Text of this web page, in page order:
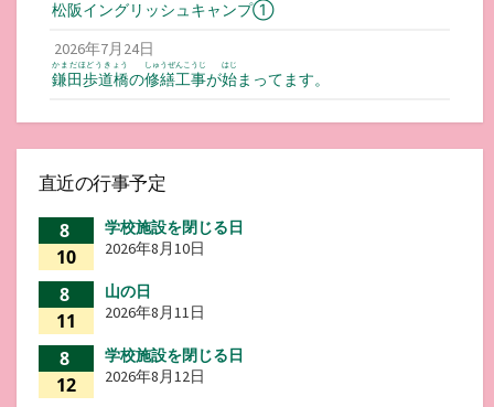
松阪イングリッシュキャンプ①
2026年7月24日
鎌田歩道橋
かまだほどうきょう
の修繕工事
しゅうぜんこうじ
が始
はじ
まってます。
直近の行事予定
8
10
学校施設を閉じる日
2026年8月10日
8
11
山の日
2026年8月11日
8
12
学校施設を閉じる日
2026年8月12日